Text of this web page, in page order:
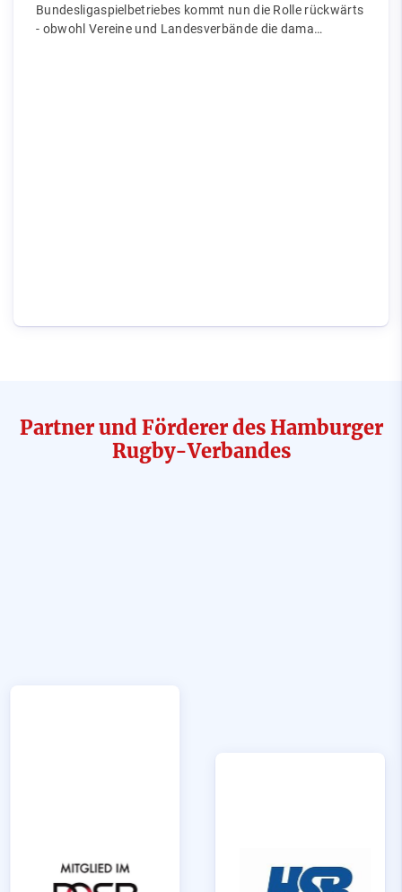
Bundesligaspielbetriebes kommt nun die Rolle rückwärts
- obwohl Vereine und Landesverbände die dama…
Partner und Förderer des Hamburger
Rugby-Verbandes